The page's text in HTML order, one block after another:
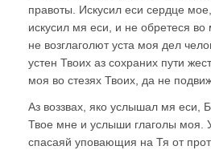
правоты. Искусил еси сердце
искусил мя еси, и не обретеся
не возглаголют уста моя дел
устен Твоих аз сохраних пути
моя во стезях Твоих, да не
Аз воззвах, яко услышал мя еси,
Твое мне и услыши глаголы моя.
спасаяй уповающия на Тя от